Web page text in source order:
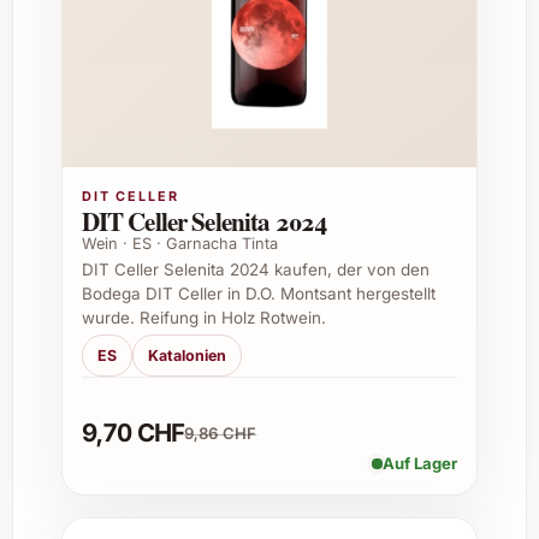
Alkoholgehalt:Etwa 12.5 % vol.
Serviertemperatur:8-10 °C
Empfohlene Anlässe für Leirana Albariño
Private Feiern wie Geburtstage und
Jubiläen
Sommerfeste und Grillabende
Weihnachtsessen und Silvesterpartys
Firmenevents und Geschäftsessen
Caterings und Feste in der Gastronomie
Als Geschenk zum Einzug oder
Ganz gleich, ob als erfrischender Aperitif
DIT CELLER
DIT Celler Selenita 2024
Wein · ES · Garnacha Tinta
DIT Celler Selenita 2024 kaufen, der von den
Bodega DIT Celler in D.O. Montsant hergestellt
wurde. Reifung in Holz Rotwein.
ES Katalonien
9,70 CHF9,86 CHF
Auf Lager